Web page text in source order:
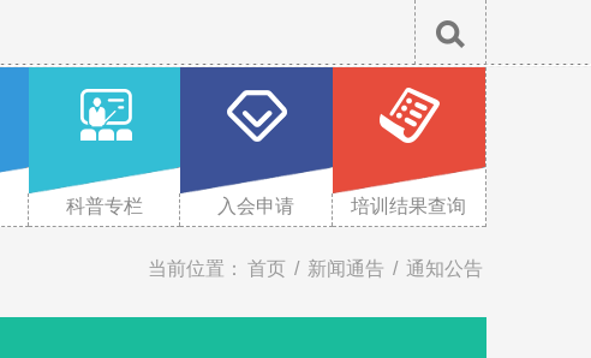
X
科普专栏 入会申请 培训结果查询
当前位置： 首页 / 新闻通告 / 通知公告